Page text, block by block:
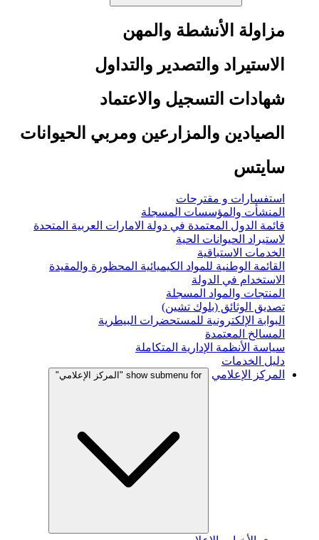
مزاولة الأنشطة والمهن
الاستيراد والتصدير والتداول
شهادات التسجيل والاعتماد
الصيادين والمزارعين ومربي الحيوانات
سايتس
استفسارات و مقترحات
المنشأت والمؤسسات المسجلة
قائمة الدول المعتمدة في دولة الامارات العربية المتحدة
لاستيراد الحيوانات الحية
الخدمات الاستباقية
القائمة الوطنية للمواد الكيميائية المحظورة والمقيدة
الاستخدام في الدولة
المنتجات والمواد المسجلة
تصديق الوثائق (بلوك تشين)
البوابة الإلكترونية للمستحضرات البيطرية
المسالخ المعتمدة
سياسة الأنظمة الإدارية المتكاملة
دليل الخدمات
المركز الإعلامي
show submenu for "المركز الإعلامي"